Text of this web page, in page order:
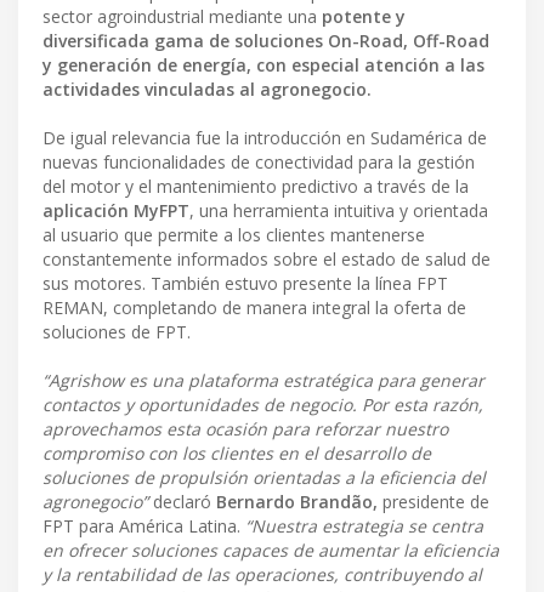
sector agroindustrial mediante una potente y
diversificada gama de soluciones On-Road, Off-Road
y generación de energía, con especial atención a las
actividades vinculadas al agronegocio.
De igual relevancia fue la introducción en Sudamérica de
nuevas funcionalidades de conectividad para la gestión
del motor y el mantenimiento predictivo a través de la
aplicación MyFPT, una herramienta intuitiva y orientada
al usuario que permite a los clientes mantenerse
constantemente informados sobre el estado de salud de
sus motores. También estuvo presente la línea FPT
REMAN, completando de manera integral la oferta de
soluciones de FPT.
“Agrishow es una plataforma estratégica para generar
contactos y oportunidades de negocio. Por esta razón,
aprovechamos esta ocasión para reforzar nuestro
compromiso con los clientes en el desarrollo de
soluciones de propulsión orientadas a la eficiencia del
agronegocio”declaró Bernardo Brandão, presidente de
FPT para América Latina. “Nuestra estrategia se centra
en ofrecer soluciones capaces de aumentar la eficiencia
y la rentabilidad de las operaciones, contribuyendo al